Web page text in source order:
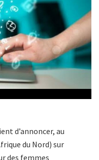
d’annoncer, au
du Nord) sur
des femmes